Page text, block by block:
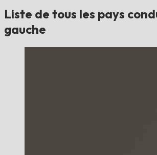
Liste de tous les pays
gauche